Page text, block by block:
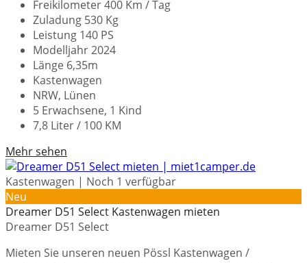
Freikilometer 400 Km / Tag
Zuladung 530 Kg
Leistung 140 PS
Modelljahr 2024
Länge 6,35m
Kastenwagen
NRW, Lünen
5 Erwachsene, 1 Kind
7,8 Liter / 100 KM
Mehr sehen
Kastenwagen | Noch 1 verfügbar
Neu
Dreamer D51 Select Kastenwagen mieten
Dreamer D51 Select
Mieten Sie unseren neuen Pössl Kastenwagen /